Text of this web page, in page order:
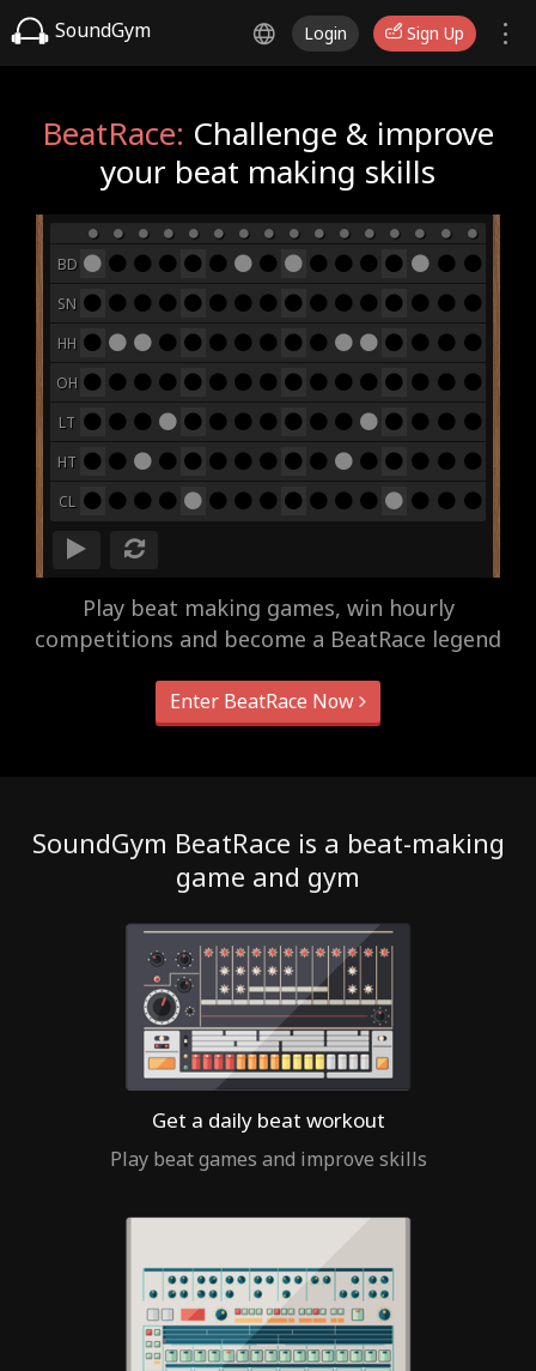
SoundGym Login Sign Up
BeatRace: Challenge & improve
your beat making skills
BD
SN
HH
OH
LT
HT
CL
Play beat making games, win hourly
competitions and become a BeatRace legend
Enter BeatRace Now
SoundGym BeatRace is a beat-making
game and gym
Get a daily beat workout
Play beat games and improve skills